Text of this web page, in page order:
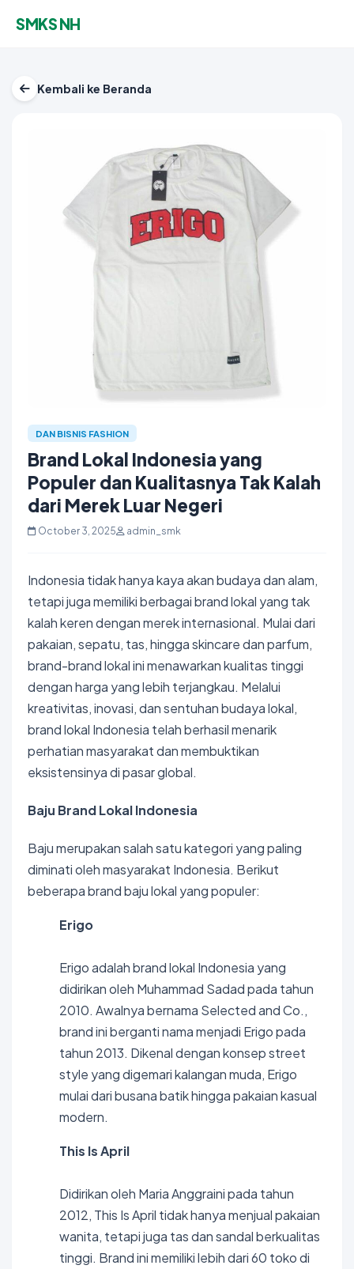
SMKS NH
Kembali ke Beranda
DAN BISNIS FASHION
Brand Lokal Indonesia yang
Populer dan Kualitasnya Tak Kalah
dari Merek Luar Negeri
October 3, 2025 admin_smk
Indonesia tidak hanya kaya akan budaya dan alam,
tetapi juga memiliki berbagai brand lokal yang tak
kalah keren dengan merek internasional. Mulai dari
pakaian, sepatu, tas, hingga skincare dan parfum,
brand-brand lokal ini menawarkan kualitas tinggi
dengan harga yang lebih terjangkau. Melalui
kreativitas, inovasi, dan sentuhan budaya lokal,
brand lokal Indonesia telah berhasil menarik
perhatian masyarakat dan membuktikan
eksistensinya di pasar global.
Baju Brand Lokal Indonesia
Baju merupakan salah satu kategori yang paling
diminati oleh masyarakat Indonesia. Berikut
beberapa brand baju lokal yang populer:
Erigo
Erigo adalah brand lokal Indonesia yang
didirikan oleh Muhammad Sadad pada tahun
2010. Awalnya bernama Selected and Co.,
brand ini berganti nama menjadi Erigo pada
tahun 2013. Dikenal dengan konsep street
style yang digemari kalangan muda, Erigo
mulai dari busana batik hingga pakaian kasual
modern.
This Is April
Didirikan oleh Maria Anggraini pada tahun
2012, This Is April tidak hanya menjual pakaian
wanita, tetapi juga tas dan sandal berkualitas
tinggi. Brand ini memiliki lebih dari 60 toko di